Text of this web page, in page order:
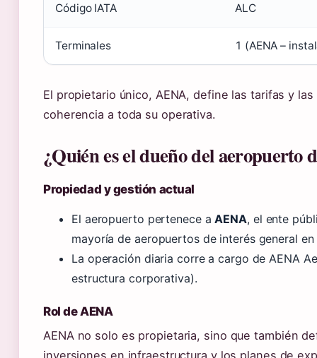
Código IATA ALC
Terminales 1 (AENA –
El propietario único, AENA, define las tarifas y
coherencia a toda su operativa.
¿Quién es el dueño del aeropuerto
Propiedad y gestión actual
El aeropuerto pertenece aAENA, el ente
mayoría de aeropuertos de interés general
La operación diaria corre a cargo de AENA
estructura corporativa).
Rol de AENA
AENA no solo es propietaria, sino que también
inversiones en infraestructura y los planes de